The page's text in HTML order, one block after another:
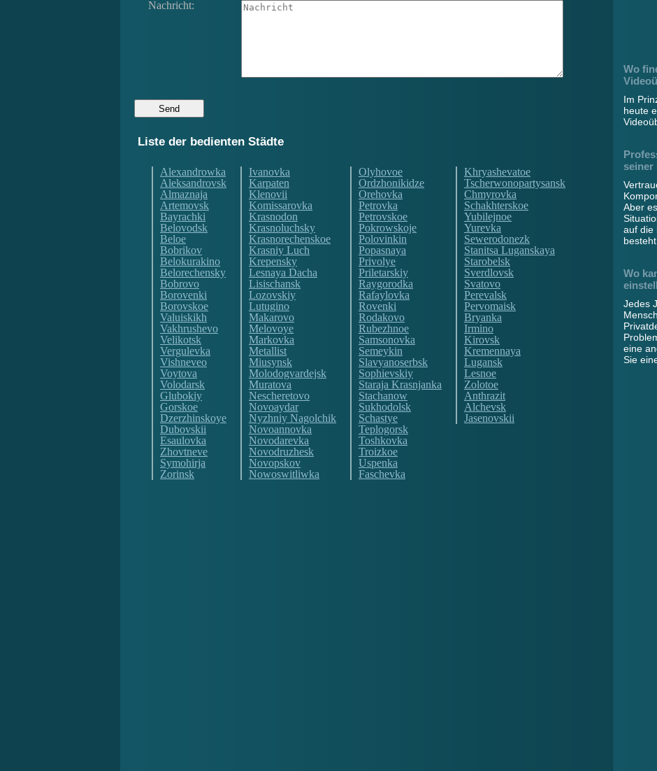
Nachricht:
Liste der bedienten Städte
Alexandrowka
Aleksandrovsk
Almaznaja
Artemovsk
Bayrachki
Belovodsk
Beloe
Bobrikov
Belokurakino
Belorechensky
Bobrovo
Borovenki
Borovskoe
Valuiskikh
Vakhrushevo
Velikotsk
Vergulevka
Vishneveo
Voytova
Volodarsk
Glubokiy
Gorskoe
Dzerzhinskoye
Dubovskii
Esaulovka
Zhovtneve
Symohirja
Zorinsk
Ivanovka
Karpaten
Klenovii
Komissarovka
Krasnodon
Krasnoluchsky
Krasnorechenskoe
Krasniy Luch
Krepensky
Lesnaya Dacha
Lisischansk
Lozovskiy
Lutugino
Makarovo
Melovoye
Markovka
Metallist
Miusynsk
Molodogvardejsk
Muratova
Nescheretovo
Novoaydar
Nyzhniy Nagolchik
Novoannovka
Novodarevka
Novodruzhesk
Novopskov
Nowoswitliwka
Olyhovoe
Ordzhonikidze
Orehovka
Petrovka
Petrovskoe
Pokrowskoje
Polovinkin
Popasnaya
Privolye
Priletarskiy
Raygorodka
Rafaylovka
Rovenki
Rodakovo
Rubezhnoe
Samsonovka
Semeykin
Slavyanoserbsk
Sophievskiy
Staraja Krasnjanka
Stachanow
Sukhodolsk
Schastye
Teplogorsk
Toshkovka
Troizkoe
Uspenka
Faschevka
Khryashevatoe
Tscherwonopartysansk
Chmyrovka
Schakhterskoe
Yubilejnoe
Yurevka
Sewerodonezk
Stanitsa Luganskaya
Starobelsk
Sverdlovsk
Svatovo
Perevalsk
Pervomaisk
Bryanka
Irmino
Kirovsk
Kremennaya
Lugansk
Lesnoe
Zolotoe
Anthrazit
Alchevsk
Jasenovskii
Wo
Im
heute
seiner
Aber
auf die
besteht.
Wo
Jedes
eine
Sie